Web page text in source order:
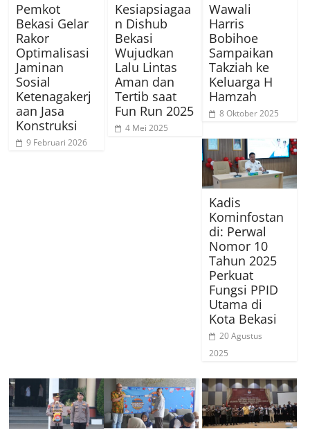
Pemkot
Bekasi Gelar
Rakor
Optimalisasi
Jaminan
Sosial
Ketenagakerj
aan Jasa
Konstruksi
9 Februari 2026
Kesiapsiagaa
n Dishub
Bekasi
Wujudkan
Lalu Lintas
Aman dan
Tertib saat
Fun Run 2025
4 Mei 2025
Wawali
Harris
Bobihoe
Sampaikan
Takziah ke
Keluarga H
Hamzah
8 Oktober 2025
Kadis
Kominfostan
di: Perwal
Nomor 10
Tahun 2025
Perkuat
Fungsi PPID
Utama di
Kota Bekasi
20 Agustus
2025